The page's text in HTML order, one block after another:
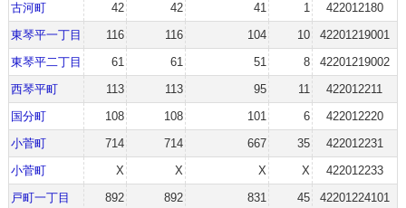
古河町
42 42 41 1
422012180
東琴平一丁目
116 116 104 10
42201219001
東琴平二丁目
61 61 51 8
42201219002
西琴平町
113 113 95 11
422012211
国分町
108 108 101 6
422012220
小菅町
714 714 667 35
422012231
小菅町
X X X X
422012233
戸町一丁目
892 892 831 45
42201224101